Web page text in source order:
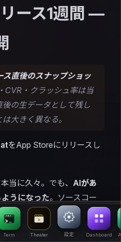
ース1週間 —
直後のスナップショッ
CVR・クラッシュ率は当
の生データとして残し
大きく異なる。
をApp Storeにリリースし
当に久々。でも、 AIがあ
うになった。ソースコー
上げてるし、プロジェク
部まとめたので、分かりや
⌘2 About ⌘3 Projects ⌘Space Search
Term Theater 設定 Dashboard